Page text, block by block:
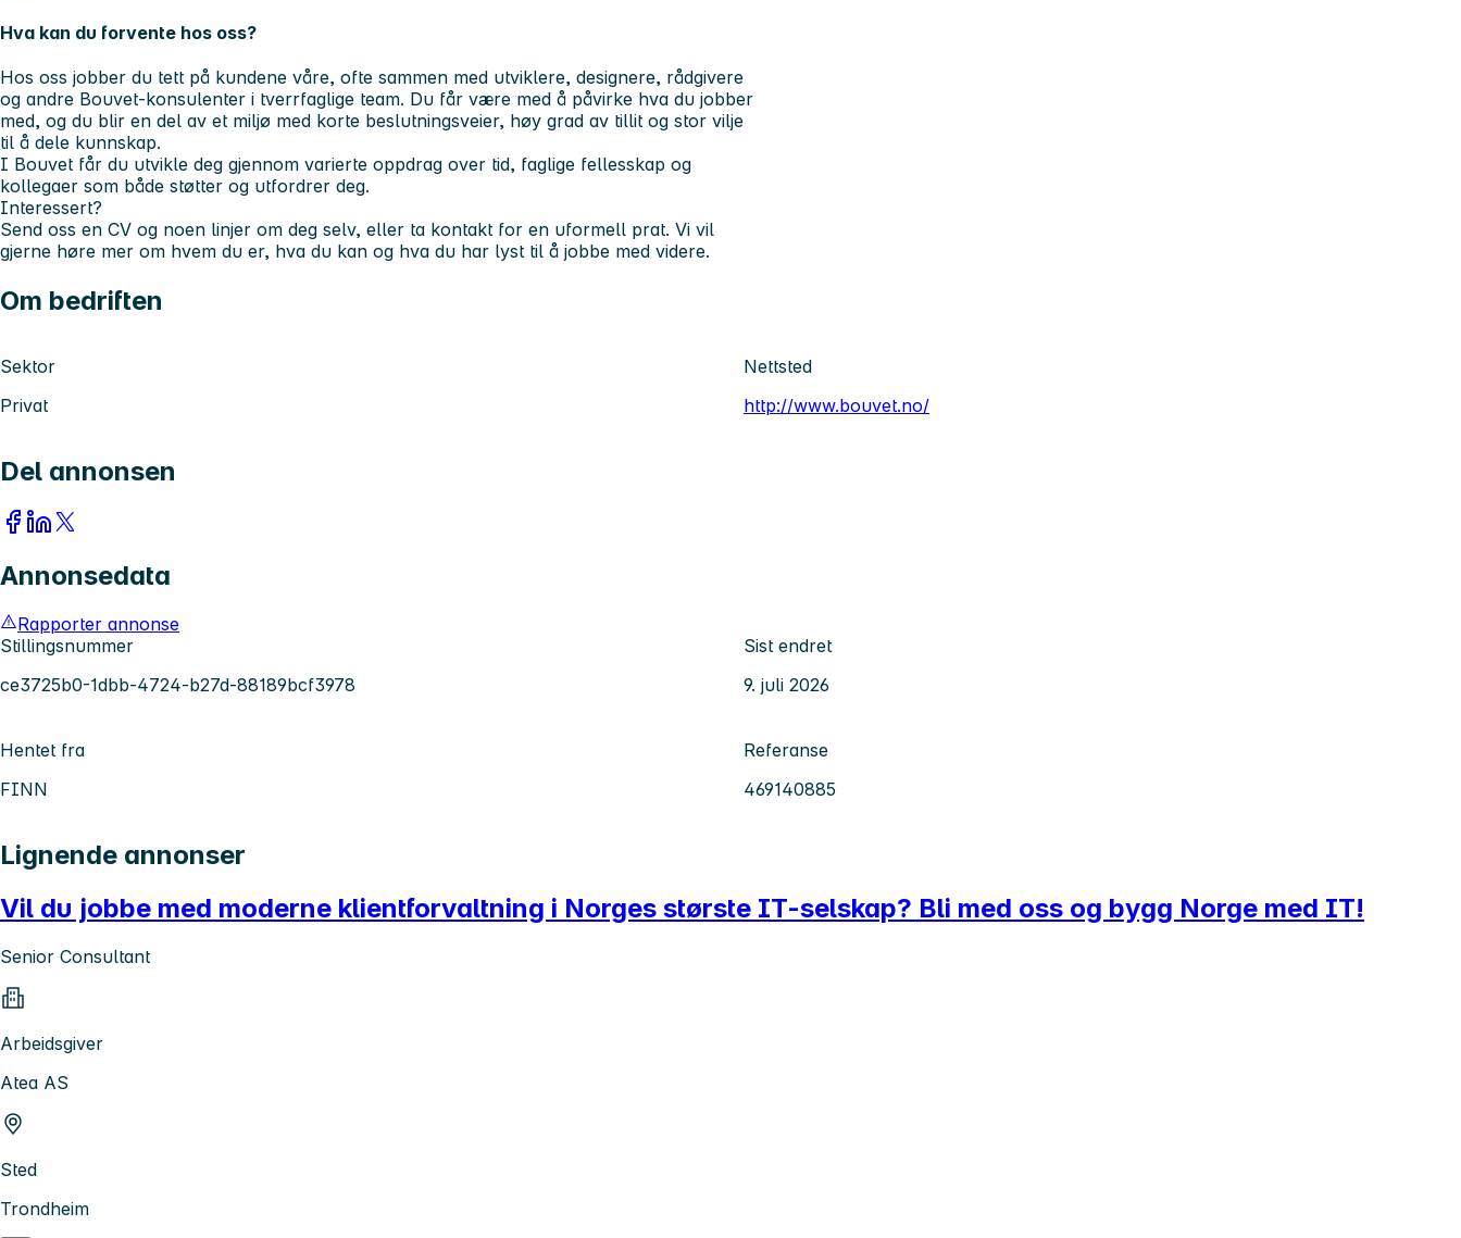
Hva kan du forvente hos oss?
Hos oss jobber du tett på kundene våre, ofte sammen med utviklere, designere, rådgivere
og andre Bouvet-konsulenter i tverrfaglige team. Du får være med å påvirke hva du jobber
med, og du blir en del av et miljø med korte beslutningsveier, høy grad av tillit og stor vilje
til å dele kunnskap.
I Bouvet får du utvikle deg gjennom varierte oppdrag over tid, faglige fellesskap og
kollegaer som både støtter og utfordrer deg.
Interessert?
Send oss en CV og noen linjer om deg selv, eller ta kontakt for en uformell prat. Vi vil
gjerne høre mer om hvem du er, hva du kan og hva du har lyst til å jobbe med videre.
Om bedriften
Sektor
Privat
Nettsted
http://www.bouvet.no/
Del annonsen
Annonsedata
Rapporter annonse
Stillingsnummer
ce3725b0-1dbb-4724-b27d-88189bcf3978
Sist endret
9. juli 2026
Hentet fra
FINN
Referanse
469140885
Lignende annonser
Vil du jobbe med moderne klientforvaltning i Norges største IT-selskap? Bli med oss og bygg Norge med IT!
Senior Consultant
Arbeidsgiver
Atea AS
Sted
Trondheim